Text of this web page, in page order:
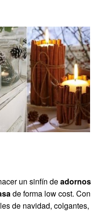
un sinfín deadornos
de forma low cost. Con
de navidad, colgantes,